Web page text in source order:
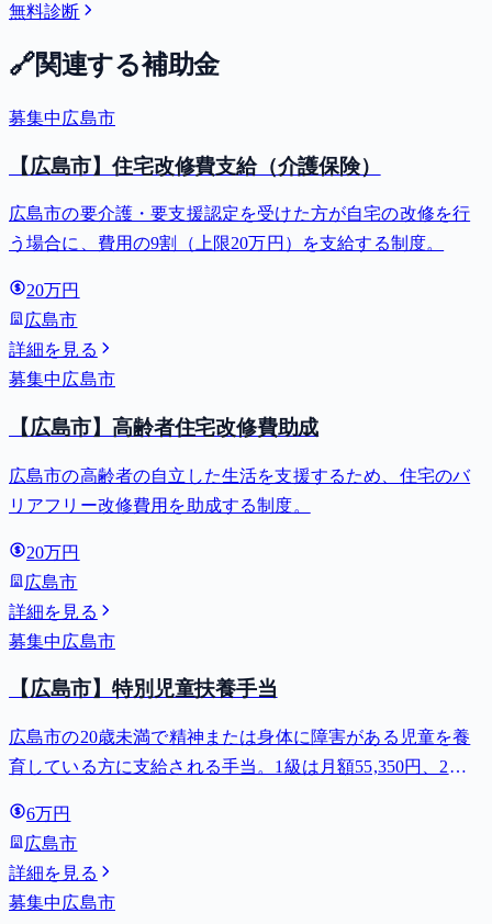
無料診断
🔗関連する補助金
募集中 広島市
【広島市】住宅改修費支給（介護保険）
広島市の要介護・要支援認定を受けた方が自宅の改修を行
う場合に、費用の9割（上限20万円）を支給する制度。
20万円
広島市
詳細を見る
募集中 広島市
【広島市】高齢者住宅改修費助成
広島市の高齢者の自立した生活を支援するため、住宅のバ
リアフリー改修費用を助成する制度。
20万円
広島市
詳細を見る
募集中 広島市
【広島市】特別児童扶養手当
広島市の20歳未満で精神または身体に障害がある児童を養
育している方に支給される手当。1級は月額55,350円、2級
6万円
広島市
詳細を見る
募集中 広島市